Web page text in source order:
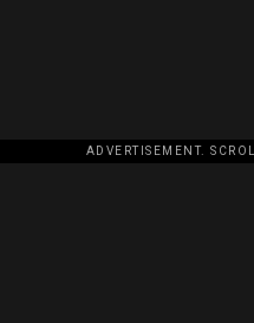
ADVERTISEMENT.